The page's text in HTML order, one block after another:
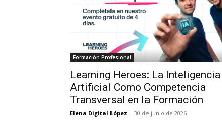
Formación Profesional
Learning Heroes: La Inteligencia
Artificial Como Competencia
Transversal en la Formación
Elena Digital López - 30 de junio de 2026